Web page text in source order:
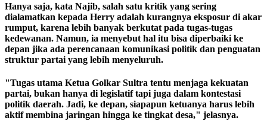
Hanya saja, kata Najib, salah satu kritik yang sering
dialamatkan kepada Herry adalah kurangnya eksposur di akar
rumput, karena lebih banyak berkutat pada tugas-tugas
kedewanan. Namun, ia menyebut hal itu bisa diperbaiki ke
depan jika ada perencanaan komunikasi politik dan penguatan
struktur partai yang lebih menyeluruh.
"Tugas utama Ketua Golkar Sultra tentu menjaga kekuatan
partai, bukan hanya di legislatif tapi juga dalam kontestasi
politik daerah. Jadi, ke depan, siapapun ketuanya harus lebih
aktif membina jaringan hingga ke tingkat desa," jelasnya.